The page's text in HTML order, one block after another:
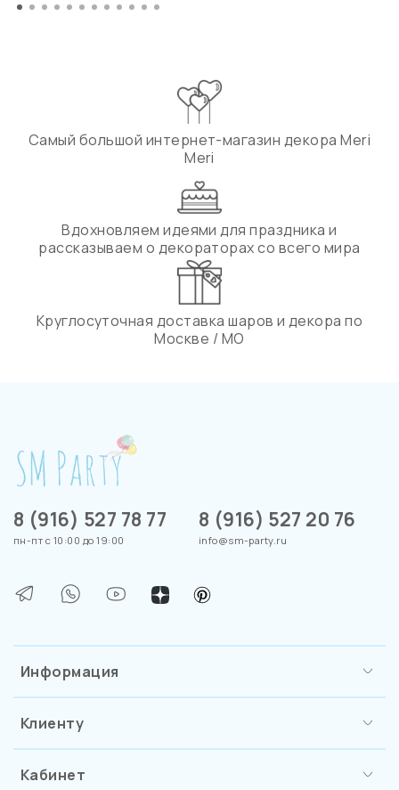
Самый большой интернет-магазин декора Meri
Meri
Вдохновляем идеями для праздника и
рассказываем о декораторах со всего мира
Круглосуточная доставка шаров и декора по
Москве / МО
Информация
Клиенту
Кабинет
8 (916) 527 78 77
пн-пт с 10:00 до 19:00
8 (916) 527 20 76
info@sm-party.ru